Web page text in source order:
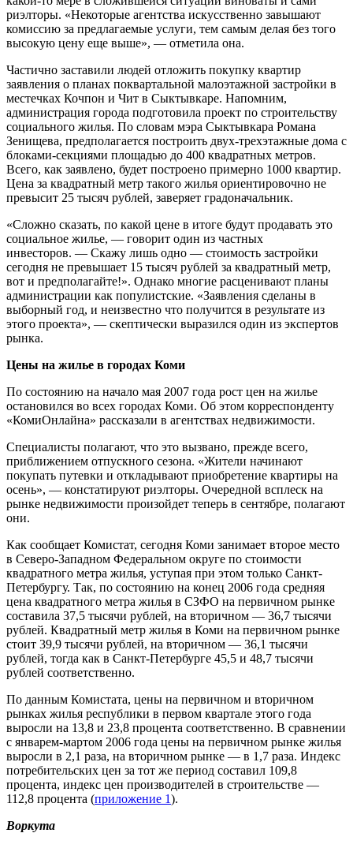
риэлторы. «Некоторые агентства искусственно завышают
комиссию за предлагаемые услуги, тем самым делая без того
высокую цену еще выше», — отметила она.
Частично заставили людей отложить покупку квартир
заявления о планах поквартальной малоэтажной застройки в
местечках Кочпон и Чит в Сыктывкаре. Напомним,
администрация города подготовила проект по строительству
социального жилья. По словам мэра Сыктывкара Романа
Зенищева, предполагается построить двух-трехэтажные дома с
блоками-секциями площадью до 400 квадратных метров.
Всего, как заявлено, будет построено примерно 1000 квартир.
Цена за квадратный метр такого жилья ориентировочно не
превысит 25 тысяч рублей, заверяет градоначальник.
«Сложно сказать, по какой цене в итоге будут продавать это
социальное жилье, — говорит один из частных
инвесторов. — Скажу лишь одно — стоимость застройки
сегодня не превышает 15 тысяч рублей за квадратный метр,
вот и предполагайте!». Однако многие расценивают планы
администрации как популистские. «Заявления сделаны в
выборный год, и неизвестно что получится в результате из
этого проекта», — скептически выразился один из экспертов
рынка.
Цены на жилье в городах Коми
По состоянию на начало мая 2007 года рост цен на жилье
остановился во всех городах Коми. Об этом корреспонденту
«КомиОнлайна» рассказали в агентствах недвижимости.
Специалисты полагают, что это вызвано, прежде всего,
приближением отпускного сезона. «Жители начинают
покупать путевки и откладывают приобретение квартиры на
осень», — констатируют риэлторы. Очередной всплеск на
рынке недвижимости произойдет теперь в сентябре, полагают
они.
Как сообщает Комистат, сегодня Коми занимает второе место
в Северо-Западном Федеральном округе по стоимости
квадратного метра жилья, уступая при этом только Санкт-
Петербургу. Так, по состоянию на конец 2006 года средняя
цена квадратного метра жилья в СЗФО на первичном рынке
составила 37,5 тысячи рублей, на вторичном — 36,7 тысячи
рублей. Квадратный метр жилья в Коми на первичном рынке
стоит 39,9 тысячи рублей, на вторичном — 36,1 тысячи
рублей, тогда как в Санкт-Петербурге 45,5 и 48,7 тысячи
рублей соответственно.
По данным Комистата, цены на первичном и вторичном
рынках жилья республики в первом квартале этого года
выросли на 13,8 и 23,8 процента соответственно. В сравнении
с январем-мартом 2006 года цены на первичном рынке жилья
выросли в 2,1 раза, на вторичном рынке — в 1,7 раза. Индекс
потребительских цен за тот же период составил 109,8
процента, индекс цен производителей в строительстве —
112,8 процента (приложение 1).
Воркута